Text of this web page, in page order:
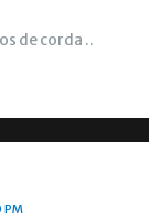
de corda ..
PM